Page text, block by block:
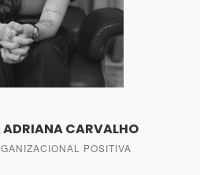
ADRIANA CARVALHO
POSITIVA